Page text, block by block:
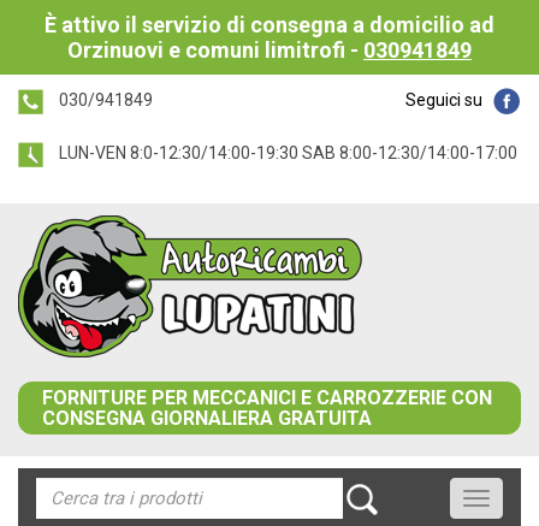
È attivo il servizio di consegna a domicilio ad
Orzinuovi e comuni limitrofi - 030941849
Seguici su
030/941849
LUN-VEN 8:0-12:30/14:00-19:30 SAB 8:00-12:30/14:00-17:00
FORNITURE PER MECCANICI E CARROZZERIE CON
CONSEGNA GIORNALIERA GRATUITA
Toggle